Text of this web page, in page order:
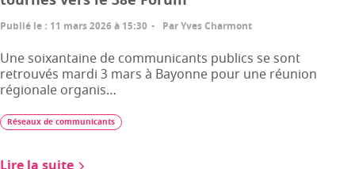
Publié le : 11 mars 2026 à 15:30 ParYves Charmont
Une soixantaine de communicants publics se sont
retrouvés mardi 3 mars à Bayonne pour une réunion
régionale organis…
Réseaux de communicants